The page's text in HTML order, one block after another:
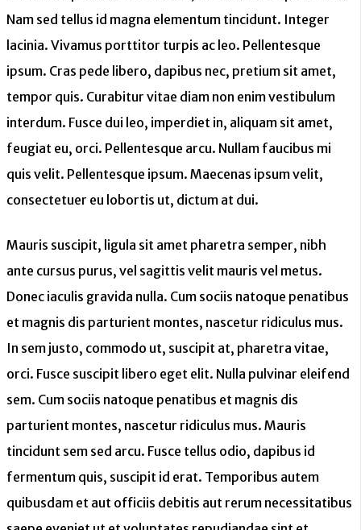
Nam sed tellus id magna elementum tincidunt. Integer
lacinia. Vivamus porttitor turpis ac leo. Pellentesque
ipsum. Cras pede libero, dapibus nec, pretium sit amet,
tempor quis. Curabitur vitae diam non enim vestibulum
interdum. Fusce dui leo, imperdiet in, aliquam sit amet,
feugiat eu, orci. Pellentesque arcu. Nullam faucibus mi
quis velit. Pellentesque ipsum. Maecenas ipsum velit,
consectetuer eu lobortis ut, dictum at dui.
Mauris suscipit, ligula sit amet pharetra semper, nibh
ante cursus purus, vel sagittis velit mauris vel metus.
Donec iaculis gravida nulla. Cum sociis natoque penatibus
et magnis dis parturient montes, nascetur ridiculus mus.
In sem justo, commodo ut, suscipit at, pharetra vitae,
orci. Fusce suscipit libero eget elit. Nulla pulvinar eleifend
sem. Cum sociis natoque penatibus et magnis dis
parturient montes, nascetur ridiculus mus. Mauris
tincidunt sem sed arcu. Fusce tellus odio, dapibus id
fermentum quis, suscipit id erat. Temporibus autem
quibusdam et aut officiis debitis aut rerum necessitatibus